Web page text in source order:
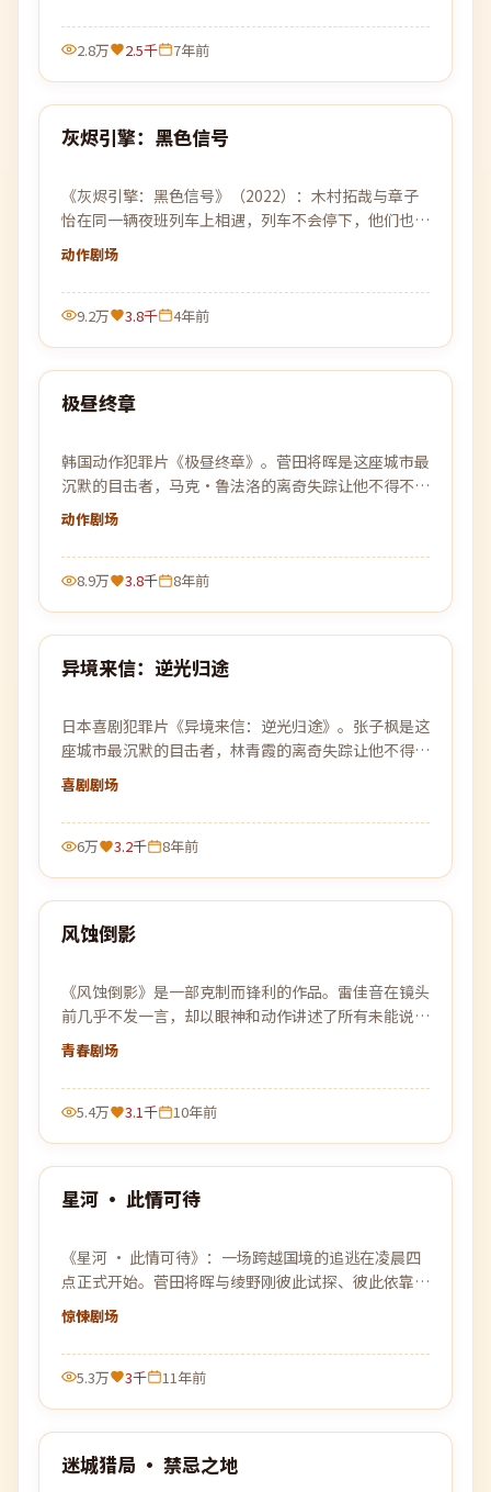
2.8万 2.5千 7年前
最新
灰烬引擎：黑色信号
《灰烬引擎：黑色信号》（2022）：木村拓哉与章子
怡在同一辆夜班列车上相遇，列车不会停下，他们也不
能停下。
动作剧场
9.2万 3.8千 4年前
最新
极昼终章
韩国动作犯罪片《极昼终章》。菅田将晖是这座城市最
沉默的目击者，马克·鲁法洛的离奇失踪让他不得不再
次踏入早已离开的旧战场。
动作剧场
8.9万 3.8千 8年前
最新
89:05
异境来信：逆光归途
日本喜剧犯罪片《异境来信：逆光归途》。张子枫是这
座城市最沉默的目击者，林青霞的离奇失踪让他不得不
再次踏入早已离开的旧战场。
喜剧剧场
6万 3.2千 8年前
最新
95:47
风蚀倒影
《风蚀倒影》是一部克制而锋利的作品。雷佳音在镜头
前几乎不发一言，却以眼神和动作讲述了所有未能说出
口的故事。
青春剧场
5.4万 3.1千 10年前
最新
99:12
星河 · 此情可待
《星河 · 此情可待》：一场跨越国境的追逃在凌晨四
点正式开始。菅田将晖与绫野刚彼此试探、彼此依靠，
在没有退路的旅程上各自交出底牌。
惊悚剧场
5.3万 3千 11年前
最新
99:04
迷城猎局 · 禁忌之地